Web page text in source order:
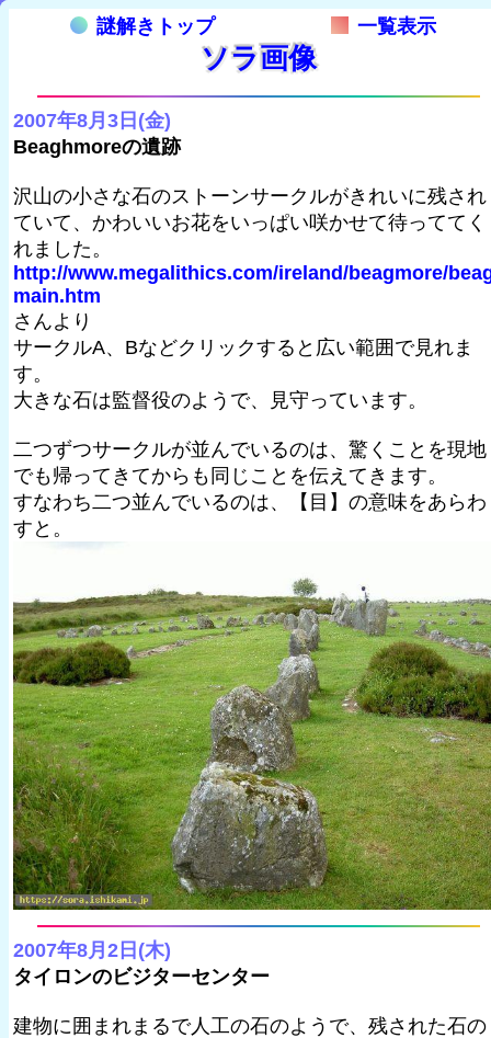
謎解きトップ 一覧表示
ソラ画像
2007年8月3日(金)
Beaghmoreの遺跡
沢山の小さな石のストーンサークルがきれいに残され
ていて、かわいいお花をいっぱい咲かせて待っててく
れました。
http://www.megalithics.com/ireland/beagmore/
main.htm
さんより
サークルA、Bなどクリックすると広い範囲で見れま
す。
大きな石は監督役のようで、見守っています。
二つずつサークルが並んでいるのは、驚くことを現地
でも帰ってきてからも同じことを伝えてきます。
すなわち二つ並んでいるのは、【目】の意味をあらわ
すと。
2007年8月2日(木)
タイロンのビジターセンター
建物に囲まれまるで人工の石のようで、残された石の